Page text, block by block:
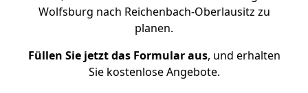
Wolfsburg nach Reichenbach-Oberlausitz zu
planen.
Füllen Sie jetzt das Formular aus, und erhalten
Sie kostenlose Angebote.